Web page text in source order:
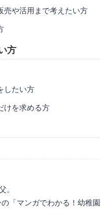
や活用まで考えたい方
方
したい方
けを求める方
。
「マンガでわかる！幼稚園